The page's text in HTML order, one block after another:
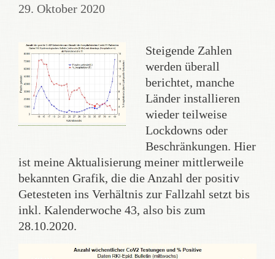
29. Oktober 2020
Steigende Zahlen
werden überall
berichtet, manche
Länder installieren
wieder teilweise
Lockdowns oder
Beschränkungen. Hier
ist meine Aktualisierung meiner mittlerweile
bekannten Grafik, die die Anzahl der positiv
Getesteten ins Verhältnis zur Fallzahl setzt bis
inkl. Kalenderwoche 43, also bis zum
28.10.2020.